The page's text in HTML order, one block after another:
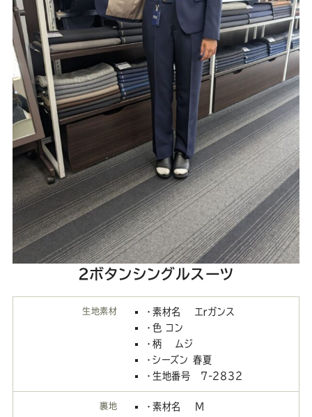
2ボタンシングルスーツ
生地素材
・素材名 エｒガンス
・色 コン
・柄 ムジ
・シーズン 春夏
・生地番号 7-2832
裏地
・素材名 Ｍ